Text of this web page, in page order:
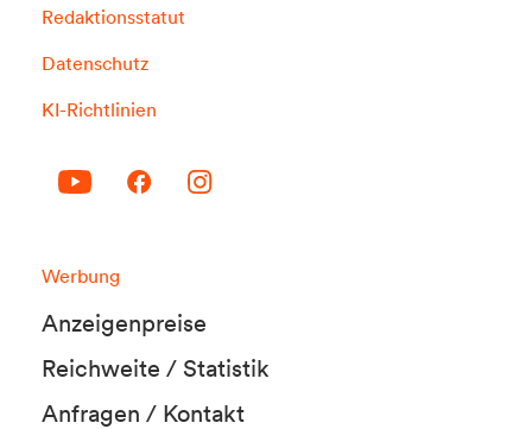
Redaktionsstatut
Datenschutz
KI-Richtlinien
Werbung
Anzeigenpreise
Reichweite / Statistik
Anfragen / Kontakt